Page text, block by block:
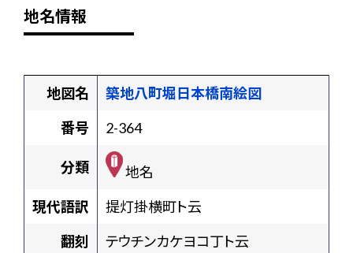
地名情報
地図名
築地八町堀日本橋南絵図
番号
2-364
分類
地名
現代語訳
提灯掛横町ト云
翻刻
テウチンカケヨコ丁ト云